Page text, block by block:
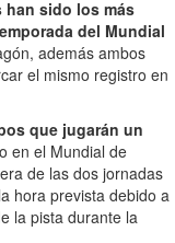
han sido los más
del Mundial
además ambos
el mismo registro en
que jugarán un
en el Mundial de
de las dos jornadas
hora prevista debido a
la pista durante la